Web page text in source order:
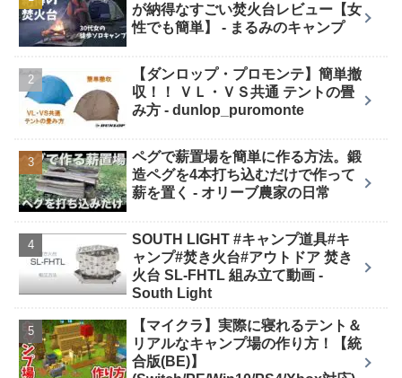
が納得なすごい焚火台レビュー【女
性でも簡単】 - まるみのキャンプ
【ダンロップ・プロモンテ】簡単撤
収！！ ＶＬ・ＶＳ共通 テントの畳
み方 - dunlop_puromonte
ペグで薪置場を簡単に作る方法。鍛
造ペグを4本打ち込むだけで作って
薪を置く - オリーブ農家の日常
SOUTH LIGHT #キャンプ道具#キ
ャンプ#焚き火台#アウトドア 焚き
火台 SL-FHTL 組み立て動画 -
South Light
【マイクラ】実際に寝れるテント＆
リアルなキャンプ場の作り方！【統
合版(BE)】